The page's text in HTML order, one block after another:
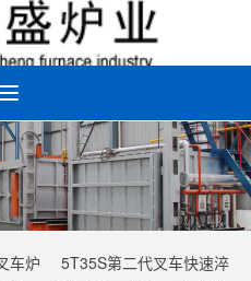
Toggle
navigation
车炉
5T35S第二代叉车快速淬